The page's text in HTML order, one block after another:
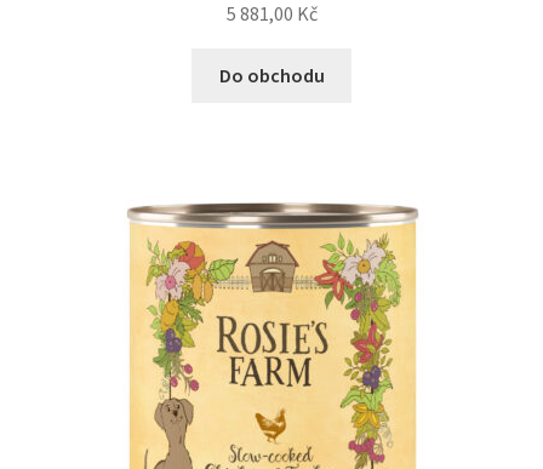
5 881,00 Kč
Do obchodu